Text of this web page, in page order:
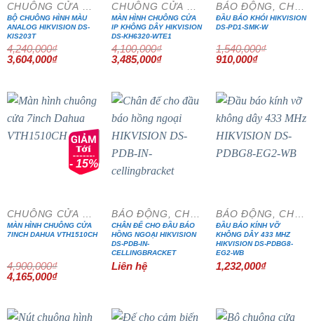
BỘ CHUÔNG HÌNH MÀU
ANALOG HIKVISION DS-
KIS203T
4,240,000₫
Giá
gốc
3,604,000₫Giá
3,604,000₫.
MÀN HÌNH CHUÔNG CỬA
IP KHÔNG DÂY HIKVISION
DS-KH6320-WTE1
4,100,000₫
Giá
gốc
3,485,000₫Giá
3,485,000₫.
ĐẦU BÁO KHÓI HIKVISION
DS-PD1-SMK-W
1,540,000₫
Giá
910,000₫Giá
910,000₫.
- 15%
MÀN HÌNH CHUÔNG CỬA
7INCH DAHUA VTH1510CH
4,900,000₫
Giá
gốc
4,165,000₫Giá
4,165,000₫.
CHÂN ĐẾ CHO ĐẦU BÁO
HỒNG NGOẠI HIKVISION
DS-PDB-IN-
CELLINGBRACKET
Liên hệ
ĐẦU BÁO KÍNH VỠ
KHÔNG DÂY 433 MHZ
HIKVISION DS-PDBG8-
EG2-WB
1,232,000₫